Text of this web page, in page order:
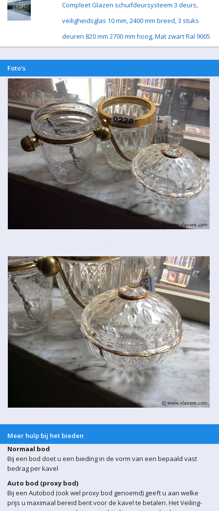
Compleet Glazen schuifdeursysteem 3 deurs,
veiligheidsglas 10 mm, 2400 mm breed, 3 stuks
deuren 820 mm 2700 mm hoog, Mat zwart Ral 9005
Foto's